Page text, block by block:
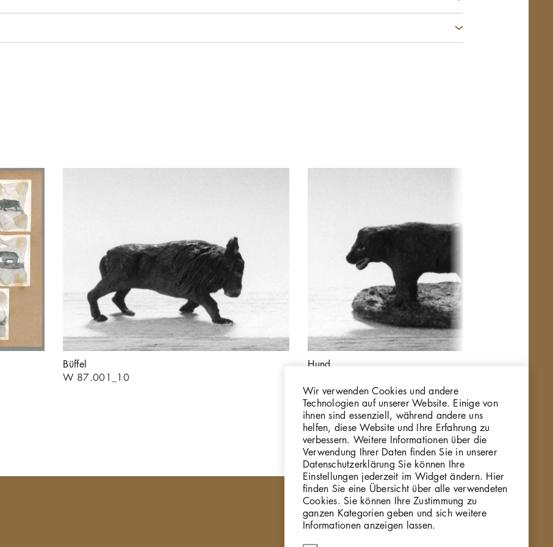
Büffel
W 87.001_10
Hund
Wir verwenden Cookies und andere
Technologien auf unserer Website. Einige von
ihnen sind essenziell, während andere uns
helfen, diese Website und Ihre Erfahrung zu
verbessern. Weitere Informationen über die
Verwendung Ihrer Daten finden Sie in unserer
Datenschutzerklärung Sie können Ihre
Einstellungen jederzeit im Widget ändern. Hier
finden Sie eine Übersicht über alle verwendeten
Cookies. Sie können Ihre Zustimmung zu
ganzen Kategorien geben und sich weitere
Informationen anzeigen lassen.